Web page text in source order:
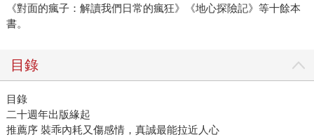
《對面的瘋子：解讀我們日常的瘋狂》《地心探險記》等十餘本
書。
目錄
目錄
二十週年出版緣起
推薦序 裝乖內耗又傷感情，真誠最能拉近人心